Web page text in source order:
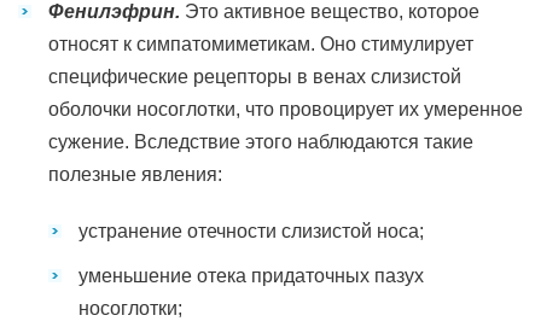
Фенилэфрин. Это активное вещество, которое
относят к симпатомиметикам. Оно стимулирует
специфические рецепторы в венах слизистой
оболочки носоглотки, что провоцирует их умеренное
сужение. Вследствие этого наблюдаются такие
полезные явления:
устранение отечности слизистой носа;
уменьшение отека придаточных пазух
носоглотки;